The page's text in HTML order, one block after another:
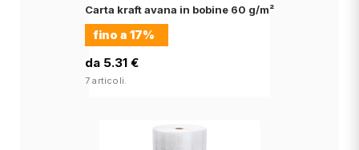
Carta kraft avana in bobine 60 g/m²
fino a 17%
da 5.31 €
7 articoli.